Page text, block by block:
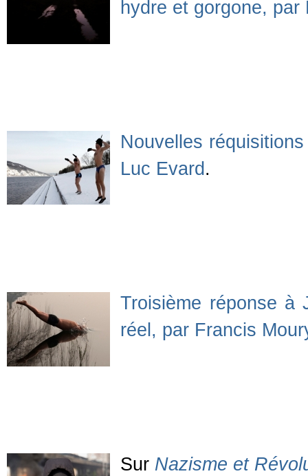
hydre et gorgone, par
Nouvelles
Luc Evard .
Troisième réponse à
réel, par Francis
Sur Nazisme et